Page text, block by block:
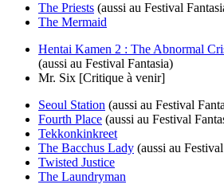
The Priests (aussi au Festival
The Mermaid
Hentai Kamen 2 : The Abnormal
(aussi au Festival Fantasia)
Mr. Six [Critique à venir]
Seoul Station (aussi au Festival
Fourth Place (aussi au Festival
Tekkonkinkreet
The Bacchus Lady (aussi au
Twisted Justice
The Laundryman